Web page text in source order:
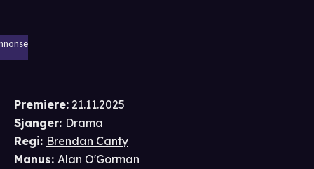
Premiere: 21.11.2025
Sjanger: Drama
Regi: Brendan Canty
Manus: Alan O'Gorman